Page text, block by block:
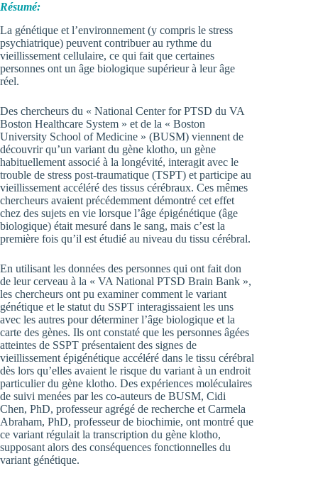
Résumé:
La génétique et l’environnement (y compris le stress
psychiatrique) peuvent contribuer au rythme du
vieillissement cellulaire, ce qui fait que certaines
personnes ont un âge biologique supérieur à leur âge
réel.
Des chercheurs du « National Center for PTSD du VA
Boston Healthcare System » et de la « Boston
University School of Medicine » (BUSM) viennent de
découvrir qu’un variant du gène klotho, un gène
habituellement associé à la longévité, interagit avec le
trouble de stress post-traumatique (TSPT) et participe au
vieillissement accéléré des tissus cérébraux. Ces mêmes
chercheurs avaient précédemment démontré cet effet
chez des sujets en vie lorsque l’âge épigénétique (âge
biologique) était mesuré dans le sang, mais c’est la
première fois qu’il est étudié au niveau du tissu cérébral.
En utilisant les données des personnes qui ont fait don
de leur cerveau à la « VA National PTSD Brain Bank »,
les chercheurs ont pu examiner comment le variant
génétique et le statut du SSPT interagissaient les uns
avec les autres pour déterminer l’âge biologique et la
carte des gènes. Ils ont constaté que les personnes âgées
atteintes de SSPT présentaient des signes de
vieillissement épigénétique accéléré dans le tissu cérébral
dès lors qu’elles avaient le risque du variant à un endroit
particulier du gène klotho. Des expériences moléculaires
de suivi menées par les co-auteurs de BUSM, Cidi
Chen, PhD, professeur agrégé de recherche et Carmela
Abraham, PhD, professeur de biochimie, ont montré que
ce variant régulait la transcription du gène klotho,
supposant alors des conséquences fonctionnelles du
variant génétique.